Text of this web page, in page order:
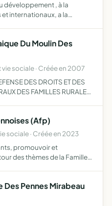
développement , à la
internationaux, a la
Du Moulin Des
vie sociale · Créée en 2007
DES DROITS ET DES
DES FAMILLES RURALES
(Afp)
sociale · Créée en 2023
promouvoir et
des thèmes de la Famille,
Pennes Mirabeau